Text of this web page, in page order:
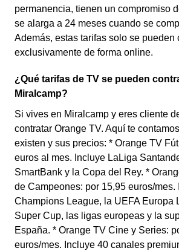
permanencia, tienen un compromiso
se alarga a 24 meses cuando se
Además, estas tarifas solo se pueden
exclusivamente de forma online.
¿Qué tarifas de TV se pueden
Miralcamp?
Si vives en Miralcamp y eres cliente
contratar Orange TV. Aquí te
existen y sus precios: * Orange TV
euros al mes. Incluye LaLiga
SmartBank y la Copa del Rey. *
de Campeones: por 15,95 euros/mes.
Champions League, la UEFA Europa
Super Cup, las ligas europeas y la
España. * Orange TV Cine y Series:
euros/mes. Incluye 40 canales